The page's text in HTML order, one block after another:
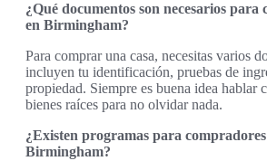
¿Qué documentos son necesarios para
en Birmingham?
Para comprar una casa, necesitas varios
incluyen tu identificación, pruebas de
propiedad. Siempre es buena idea hablar
bienes raíces para no olvidar nada.
¿Existen programas para
Birmingham?